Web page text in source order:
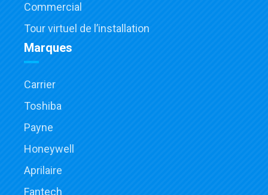
Commercial
Tour virtuel de l’installation
Marques
Carrier
Toshiba
Payne
Honeywell
Aprilaire
Fantech